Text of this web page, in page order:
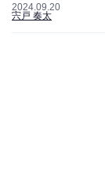
2024.09.20
宍戸 奏太